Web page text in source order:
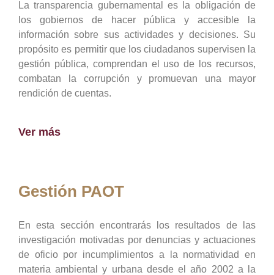
La transparencia gubernamental es la obligación de
los gobiernos de hacer pública y accesible la
información sobre sus actividades y decisiones. Su
propósito es permitir que los ciudadanos supervisen la
gestión pública, comprendan el uso de los recursos,
combatan la corrupción y promuevan una mayor
rendición de cuentas.
Ver más
Gestión PAOT
En esta sección encontrarás los resultados de las
investigación motivadas por denuncias y actuaciones
de oficio por incumplimientos a la normatividad en
materia ambiental y urbana desde el año 2002 a la